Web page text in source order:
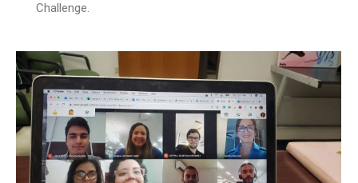
Challenge.